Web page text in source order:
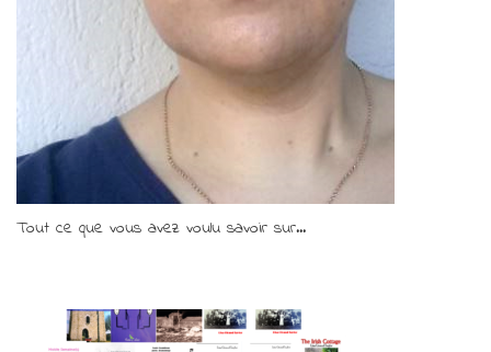
Tout ce que vous avez voulu savoir sur...